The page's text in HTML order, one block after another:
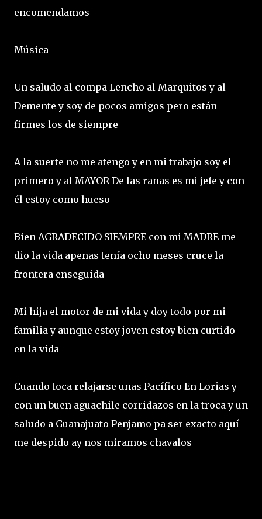
encomendamos
Música
Un saludo al compa Lencho al Marquitos y al
Demente y soy de pocos amigos pero están
firmes los de siempre
A la suerte no me atengo y en mi trabajo soy el
primero y al MAYOR De las ranas es mi jefe y con
él estoy como hueso
Bien AGRADECIDO SIEMPRE con mi MADRE me
dio la vida apenas tenía ocho meses cruce la
frontera enseguida
Mi hija el motor de mi vida y doy todo por mi
familia y aunque estoy joven estoy bien curtido
en la vida
Cuando toca relajarse unas Pacífico En Lorias y
con un buen aguachile corridazos en la troca y un
saludo a Guanajuato Penjamo pa ser exacto aquí
me despido ay nos miramos chavalos